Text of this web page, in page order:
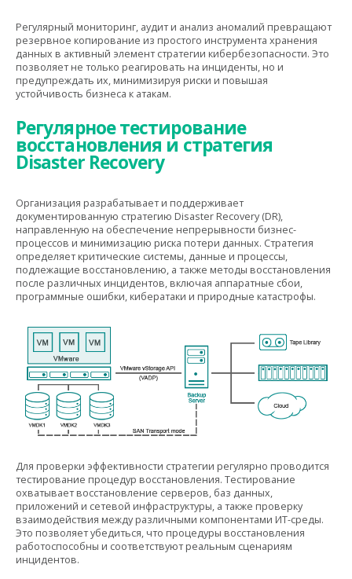
Регулярный мониторинг, аудит и анализ аномалий превращают
резервное копирование из простого инструмента хранения
данных в активный элемент стратегии кибербезопасности. Это
позволяет не только реагировать на инциденты, но и
предупреждать их, минимизируя риски и повышая
устойчивость бизнеса к атакам.
Регулярное тестирование
восстановления и стратегия
Disaster Recovery
Организация разрабатывает и поддерживает
документированную стратегию Disaster Recovery (DR),
направленную на обеспечение непрерывности бизнес-
процессов и минимизацию риска потери данных. Стратегия
определяет критические системы, данные и процессы,
подлежащие восстановлению, а также методы восстановления
после различных инцидентов, включая аппаратные сбои,
программные ошибки, кибератаки и природные катастрофы.
Для проверки эффективности стратегии регулярно проводится
тестирование процедур восстановления. Тестирование
охватывает восстановление серверов, баз данных,
приложений и сетевой инфраструктуры, а также проверку
взаимодействия между различными компонентами ИТ-среды.
Это позволяет убедиться, что процедуры восстановления
работоспособны и соответствуют реальным сценариям
инцидентов.